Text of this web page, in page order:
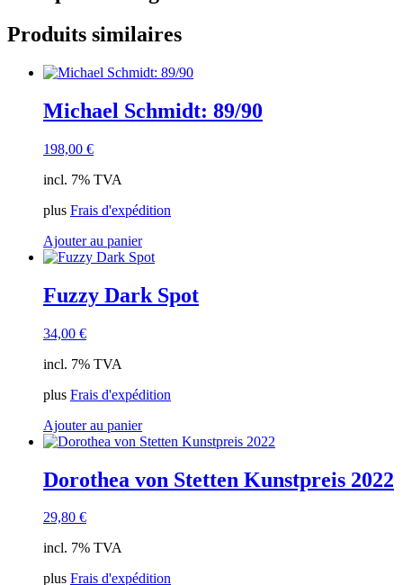
Produits similaires
Michael Schmidt: 89/90
198,00 €
incl. 7% TVA
plus Frais d'expédition
Ajouter au panier
Fuzzy Dark Spot
34,00 €
incl. 7% TVA
plus Frais d'expédition
Ajouter au panier
Dorothea von Stetten Kunstpreis 2022
29,80 €
incl. 7% TVA
plus Frais d'expédition